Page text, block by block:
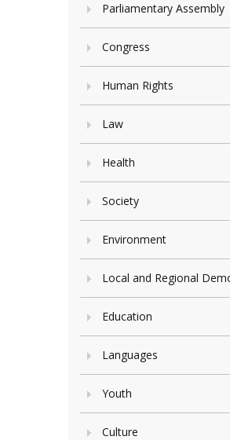
Parliamentary Assembly
Congress
Human Rights
Law
Health
Society
Environment
Local and Regional
Education
Languages
Youth
Culture